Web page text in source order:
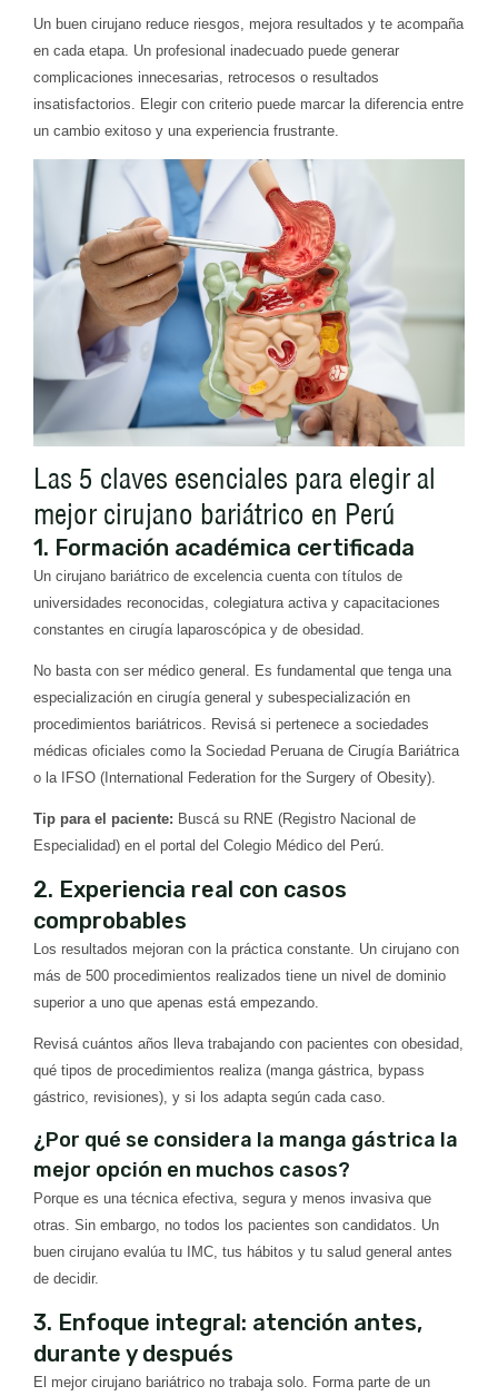
Un buen cirujano reduce riesgos, mejora resultados y te acompaña
en cada etapa. Un profesional inadecuado puede generar
complicaciones innecesarias, retrocesos o resultados
insatisfactorios. Elegir con criterio puede marcar la diferencia entre
un cambio exitoso y una experiencia frustrante.
Las 5 claves esenciales para elegir al
mejor cirujano bariátrico en Perú
1. Formación académica certificada
Un cirujano bariátrico de excelencia cuenta con títulos de
universidades reconocidas, colegiatura activa y capacitaciones
constantes en cirugía laparoscópica y de obesidad.
No basta con ser médico general. Es fundamental que tenga una
especialización en cirugía general y subespecialización en
procedimientos bariátricos. Revisá si pertenece a sociedades
médicas oficiales como la Sociedad Peruana de Cirugía Bariátrica
o la IFSO (International Federation for the Surgery of Obesity).
Tip para el paciente: Buscá su RNE (Registro Nacional de
Especialidad) en el portal del Colegio Médico del Perú.
2. Experiencia real con casos
comprobables
Los resultados mejoran con la práctica constante. Un cirujano con
más de 500 procedimientos realizados tiene un nivel de dominio
superior a uno que apenas está empezando.
Revisá cuántos años lleva trabajando con pacientes con obesidad,
qué tipos de procedimientos realiza (manga gástrica, bypass
gástrico, revisiones), y si los adapta según cada caso.
¿Por qué se considera la manga gástrica la
mejor opción en muchos casos?
Porque es una técnica efectiva, segura y menos invasiva que
otras. Sin embargo, no todos los pacientes son candidatos. Un
buen cirujano evalúa tu IMC, tus hábitos y tu salud general antes
de decidir.
3. Enfoque integral: atención antes,
durante y después
El mejor cirujano bariátrico no trabaja solo. Forma parte de un